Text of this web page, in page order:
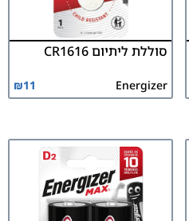
סוללת ליתיום CR1616
Energizer
₪11